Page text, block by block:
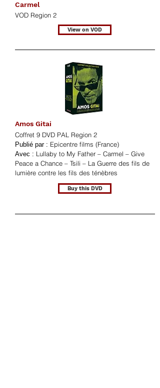
Carmel
VOD Region 2
View on VOD
Amos Gitai
Coffret 9 DVD PAL Region 2
Publié par : Epicentre films (France)
Avec : Lullaby to My Father – Carmel – Give
Peace a Chance – Tsili – La Guerre des fils de
lumière contre les fils des ténèbres
Buy this DVD